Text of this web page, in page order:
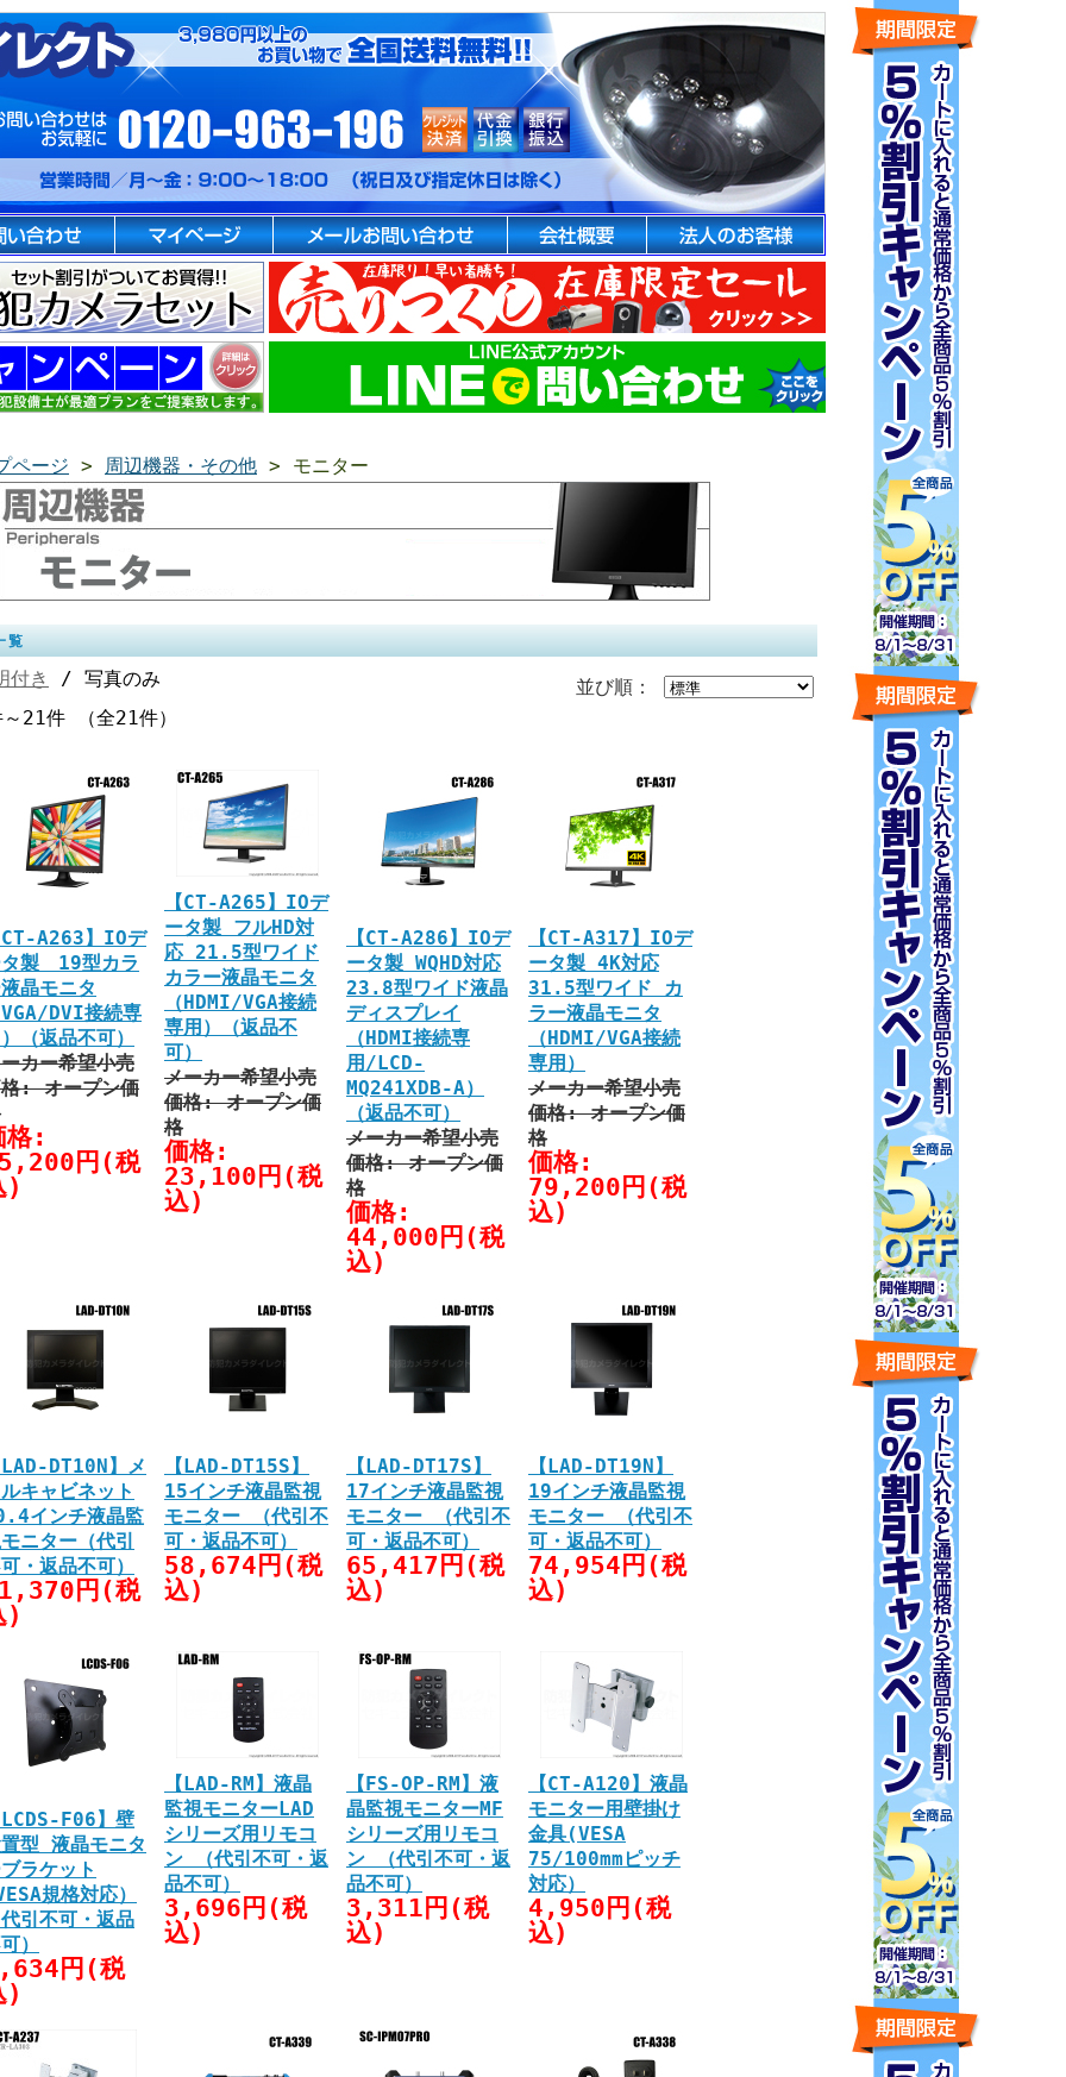
ページ > 周辺機器・その他 > モニター
覧
並び順：
付き
/ 写真のみ
21件 （全21件）
A263】IOデ
製 19型カラ
晶モニタ
DVI接続専
（返品不可）
カー希望小売
: オープン価
格:
円(税
)
【CT-A265】IOデ
ータ製 フルHD対
応 21.5型ワイド
カラー液晶モニタ
（HDMI/VGA接続
専用）（返品不
可）
メーカー希望小売
価格: オープン価
格
価格:
23,100円(税
込)
【CT-A286】IOデ
ータ製 WQHD対応
23.8型ワイド液晶
ディスプレイ
（HDMI接続専
用/LCD-
MQ241XDB-A）
（返品不可）
メーカー希望小売
価格: オープン価
格
価格:
44,000円(税
込)
【CT-A317】IOデ
ータ製 4K対応
31.5型ワイド カ
ラー液晶モニタ
（HDMI/VGA接続
専用）
メーカー希望小売
価格: オープン価
格
価格:
79,200円(税
込)
DT10N】メ
キャビネット
インチ液晶監
ニター（代引
・返品不可）
円(税
)
【LAD-DT15S】
15インチ液晶監視
モニター （代引不
可・返品不可）
58,674円(税
込)
【LAD-DT17S】
17インチ液晶監視
モニター （代引不
可・返品不可）
65,417円(税
込)
【LAD-DT19N】
19インチ液晶監視
モニター （代引不
可・返品不可）
74,954円(税
込)
F06】壁
型 液晶モニタ
ラケット
規格対応）
引不可・返品
）
円(税
)
【LAD-RM】液晶
監視モニターLAD
シリーズ用リモコ
ン （代引不可・返
品不可）
3,696円(税
込)
【FS-OP-RM】液
晶監視モニターMF
シリーズ用リモコ
ン （代引不可・返
品不可）
3,311円(税
込)
【CT-A120】液晶
モニター用壁掛け
金具(VESA
75/100mmピッチ
対応）
4,950円(税
込)